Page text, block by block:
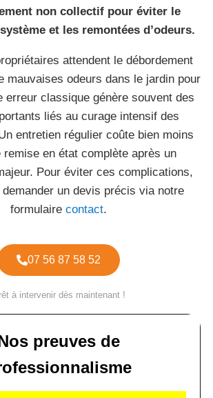
non collectif pour éviter le
et les remontées d’odeurs.
attendent le débordement
mauvaises odeurs dans le jardin pour
erreur classique génère souvent des
liés au curage intensif des
entretien régulier coûte bien moins
remise en état complète après un
Pour éviter ces complications,
un devis précis via notre
formulaire contact.
07 56 87 58 52
à intervenir dès maintenant !
preuves de